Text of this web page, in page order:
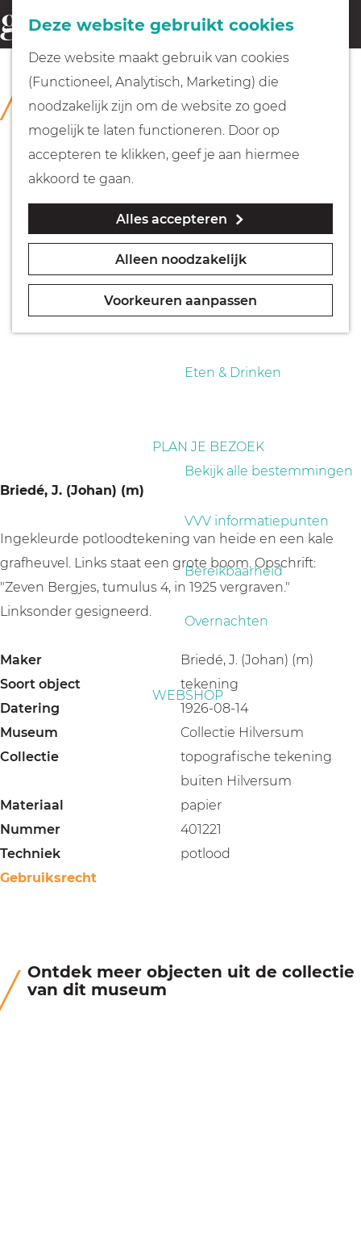
Deze website gebruikt cookies
Deze website maakt gebruik van cookies
(Functioneel, Analytisch, Marketing) die
noodzakelijk zijn om de website zo goed
mogelijk te laten functioneren. Door op
accepteren te klikken, geef je aan hiermee
akkoord te gaan.
Alles accepteren
Alleen noodzakelijk
Voorkeuren aanpassen
G
a
Fietsen
Wandelen
Geocachen
Naar het museum
Eten & Drinken
PLAN JE BEZOEK
Bekijk alle bestemmingen
VVV informatiepunten
Bereikbaarheid
Overnachten
WEBSHOP
o
e
k
e
n
COLLECTIE
Collectie Hilversum
Briedé, J. (Johan) (m)
Ingekleurde potloodtekening van heide en een kale
grafheuvel. Links staat een grote boom. Opschrift:
"Zeven Bergjes, tumulus 4, in 1925 vergraven."
Linksonder gesigneerd.
Maker
Briedé, J. (Johan) (m)
Soort object
tekening
Datering
1926-08-14
Museum
Collectie Hilversum
Collectie
topografische tekening
buiten Hilversum
Materiaal
papier
Nummer
401221
Techniek
potlood
Gebruiksrecht
Ontdek meer objecten uit de collectie
van dit museum